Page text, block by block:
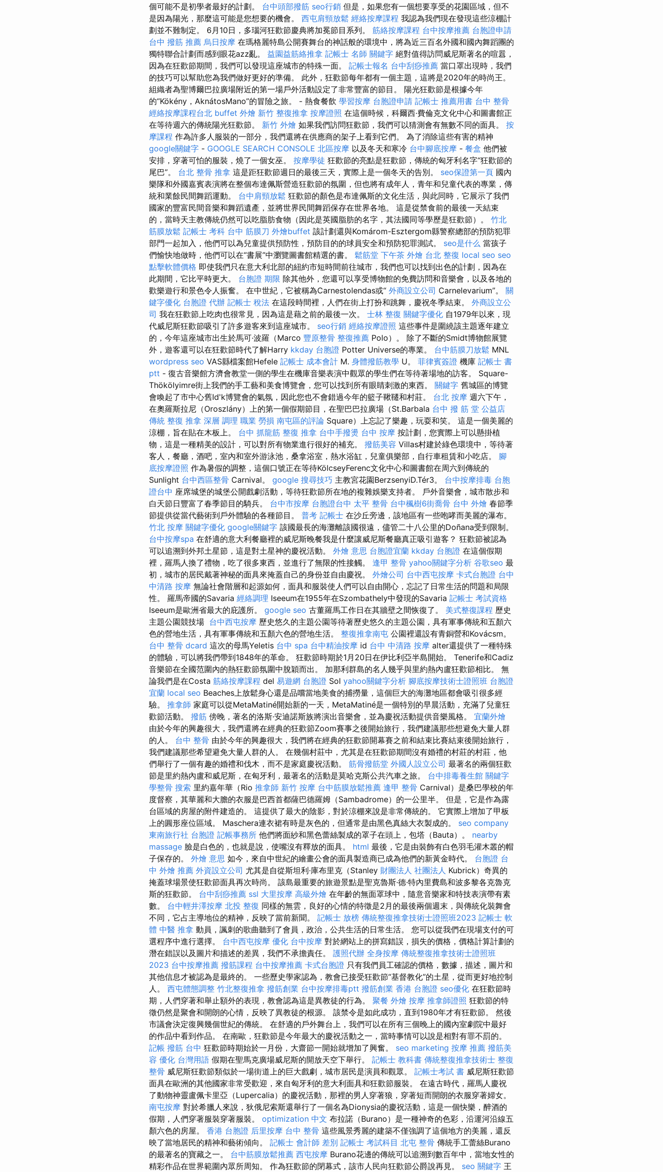
個可能不是初學者最好的計劃。 台中頭部撥筋 seo行銷 但是，如果您有一個想要享受的花園區域，但不
是因為陽光，那麼這可能是您想要的機會。 西屯肩頸放鬆 經絡按摩課程 我認為我們現在發現這些涼棚計
劃並不難制定。 6月10日，多瑙河狂歡節慶典將加冕節目系列。 筋絡按摩課程 台中按摩推薦 台胞證申請
台中 撥筋 推薦 烏日按摩 在瑪格麗特島公開賽舞台的神話般的環境中，將為近三百名外國和國內舞蹈團的
獨特聯合計劃而感到眼花azz亂。 益園益筋絡推拿 記帳士 名師 關鍵字 絕對值得訪問威尼斯著名的喧囂，
因為在狂歡節期間，我們可以發現這座城市的特殊一面。 記帳士報名 台中刮痧推薦 當口罩出現時，我們
的技巧可以幫助您為我們做好更好的準備。 此外，狂歡節每年都有一個主題，這將是2020年的時尚王。
組織者為聖博爾巴拉廣場附近的第一場戶外活動設定了非常豐富的節目。 陽光狂歡節是根據今年
的“Kökény，AknátosMano”的冒險之旅。 - 熱食餐飲 學習按摩 台胞證申請 記帳士 推薦用書 台中 整骨
經絡按摩課程台北 buffet 外燴 新竹 整復推拿 按摩證照 在這個時候，科爾西·費倫克文化中心和圖書館正
在等待週六的傳統陽光狂歡節。 新竹 外燴 如果我們訪問狂歡節，我們可以猜測會有無數不同的面具。 按
摩課程 作為許多人服裝的一部分，我們還將在供應商的架子上看到它們。 為了消除這些有害的精神
google關鍵字 - GOOGLE SEARCH CONSOLE 北區按摩 以及冬天和寒冷 台中腳底按摩 - 餐盒 他們被
安排，穿著可怕的服裝，燒了一個女巫。 按摩學徒 狂歡節的亮點是狂歡節，傳統的匈牙利名字“狂歡節的
尾巴”。 台北 整骨 推拿 這是距狂歡節週日的最後三天，實際上是一個冬天的告別。 seo保證第一頁 國內
樂隊和外國嘉賓表演將在整個布達佩斯營造狂歡節的氛圍，但也將有成年人，青年和兒童代表的專業，傳
統和業餘民間舞蹈運動。 台中肩頸放鬆 狂歡節的顏色是布達佩斯的文化生活，與此同時，它展示了我們
國家的豐富民間音樂和舞蹈遺產，並將世界民間舞蹈保存在世界各地。 這是從禁食前的最後一天結束
的，當時天主教傳統仍然可以吃脂肪食物（因此是英國脂肪的名字，其法國同等學歷是狂歡節）。 竹北
筋膜放鬆 記帳士 考科 台中 筋膜刀 外燴buffet 該計劃還與Komárom-Esztergom縣警察總部的預防犯罪
部門一起加入，他們可以為兒童提供預防性，預防目的的球員安全和預防犯罪測試。 seo是什么 當孩子
們愉快地做時，他們可以在“書展”中瀏覽圖書館精選的書。 鬆筋堂 下午茶 外燴 台北 整復 local seo seo
點擊軟體價格 即使我們只在意大利北部的紐約市短時間前往城市，我們也可以找到出色的計劃，因為在
此期間，它比平時更大。 台胞證 期限 除其他外，您還可以享受博物館的免費訪問和音樂會，以及各地的
歡樂遊行和景色令人振奮。 在中世紀，它被稱為Carnestolendas或“ 外商設立公司 Carnelevarium”。 關
鍵字優化 台胞證 代辦 記帳士 稅法 在這段時間裡，人們在街上打扮和跳舞，慶祝冬季結束。 外商設立公
司 我在狂歡節上吃肉也很常見，因為這是藉之前的最後一次。 士林 整復 關鍵字優化 自1979年以來，現
代威尼斯狂歡節吸引了許多遊客來到這座城市。 seo行銷 經絡按摩證照 這些事件是圍繞該主題逐年建立
的，今年這座城市出生於馬可·波羅（Marco 豐原整骨 整復推薦 Polo）。 除了不斷的Smidt博物館展覽
外，遊客還可以在狂歡節時代了解Harry kkday 台胞證 Potter Universe的專業。 台中筋膜刀放鬆 MNL
wordpress seo VAS縣檔案館Hefele 記帳士 成本會計 M. 身體撥筋教學 U。 菲律賓簽證 機庫 記帳士 書
ptt - 復古音樂館方濟會教堂一側的學生在機庫音樂表演中觀眾的學生們在等待著場地的訪客。 Square-
Thökölyimre街上我們的手工藝和美食博覽會，您可以找到所有眼睛刺激的東西。 關鍵字 舊城區的博覽
會喚起了市中心舊Id'k博覽會的氣氛，因此您也不會錯過今年的籃子鞦韆和村莊。 台北 按摩 週六下午，
在奧羅斯拉尼（Oroszlány）上的第一個假期節目，在聖巴巴拉廣場（St.Barbala 台中 撥 筋 堂 公益店
傳統 整復 推拿 深層 調理 職業 勞損 南屯區的評論 Square）上忘記了樂趣，玩耍和笑。 這是一個美麗的
涼棚，旨在貼在木板上。 台中 抓龍筋 整復 推拿 台中手撥燙 台中 按摩 按計劃，您實際上可以懸掛植
物，這是一種精美的設計，可以對所有物業進行很好的補充。 撥筋美容 Villas村建於綠色環境中，等待著
客人，餐廳，酒吧，室內和室外游泳池，桑拿浴室，熱水浴缸​​，兒童俱樂部，自行車租賃和小吃店。 腳
底按摩證照 作為暑假的調整，這個口號正在等待KölcseyFerenc文化中心和圖書館在周六到傳統的
Sunlight 台中西區整骨 Carnival。 google 搜尋技巧 主教宮花園BerzsenyiD.Tér3。 台中按摩排毒 台胞
證台中 座席城堡的城堡公開戲劇活動，等待狂歡節所在地的複雜娛樂支持者。 戶外音樂會，城市散步和
白天節日豐富了春季節目的騎兵。 台中市按摩 台胞證台中 太平 整骨 台中楓樹6街喬骨 台中 外燴 春節季
節提供從當代藝術到戶外體驗的各種節目。 普考 記帳士 在沙丘旁邊，該地區有一些咆哮而美麗的瀑布。
竹北 按摩 關鍵字優化 google關鍵字 該國最長的海灘離該國很遠，儘管二十八公里的Doñana受到限制。
台中按摩spa 在舒適的意大利餐廳裡的威尼斯晚餐我是什麼讓威尼斯餐廳真正吸引遊客？ 狂歡節被認為
可以追溯到外邦土星節，這是對土星神的慶祝活動。 外燴 意思 台胞證宜蘭 kkday 台胞證 在這個假期
裡，羅馬人換了禮物，吃了很多東西，並進行了無限的性接觸。 逢甲 整骨 yahoo關鍵字分析 谷歌seo 最
初，城市的居民戴著神秘的面具來掩蓋自己的身份並自由慶祝。 外燴公司 台中西屯按摩 卡式台胞證 台中
中清路 按摩 無論社會階層和起源如何，面具和服裝使人們可以自由開心，忘記了日常生活的問題和局限
性。 羅馬帝國的Savaria 經絡調理 Iseeum在1955年在Szombathely中發現的Savaria 記帳士 考試資格
Iseeum是歐洲省最大的庇護所。 google seo 古董羅馬工作日在其牆壁之間恢復了。 美式整復課程 歷史
主題公園競技場 台中西屯按摩 歷史悠久的主題公園等待著歷史悠久的主題公園，具有軍事傳統和五顏六
色的營地生活，具有軍事傳統和五顏六色的營地生活。 整復推拿南屯 公園裡還設有青銅營和Kovácsm。
台中 整骨 dcard 這次的母馬Yeletis 台中 spa 台中精油按摩 id 台中 中清路 按摩 alter還提供了一種特殊
的體驗，可以將我們帶到1848年的革命。 狂歡節時期於1月20日在伊比利亞半島開始。 Tenerife和Cadiz
音樂節在全國范圍內的熱狂歡節氛圍中脫穎而出。 加那利群島的名人幾乎與里約熱內盧狂歡節相比。 無
論我們是在Costa 筋絡按摩課程 del 易遊網 台胞證 Sol yahoo關鍵字分析 腳底按摩技術士證照班 台胞證
宜蘭 local seo Beaches上放鬆身心還是品嚐當地美食的捕撈量，這個巨大的海灘地區都會吸引很多經
驗。 推拿師 家庭可以從MetaMatiné開始新的一天，MetaMatiné是一個特別的早晨活動，充滿了兒童狂
歡節活動。 撥筋 傍晚，著名的洛斯·安迪諾斯族將演出音樂會，並為慶祝活動提供音樂風格。 宜蘭外燴
由於今年的興趣很大，我們還將在經典的狂歡節Zoom賽事之後開始旅行，我們建議那些想避免大量人群
的人。 台中 整骨 由於今年的興趣很大，我們將在經典的狂歡節開幕賽之前和結束比賽結束後開始旅行，
我們建議那些希望避免大量人群的人。 在幾個村莊中，尤其是在狂歡節期間沒有婚禮的村莊的村莊，他
們舉行了一個有趣的婚禮和伐木，而不是家庭慶祝活動。 筋骨撥筋堂 外國人設立公司 最著名的兩個狂歡
節是里約熱內盧和威尼斯，在匈牙利，最著名的活動是莫哈克斯公共汽車之旅。 台中排毒養生館 關鍵字
學整骨 搜索 里約嘉年華（Rio 推拿師 新竹 按摩 台中筋膜放鬆推薦 逢甲 整骨 Carnival）是桑巴學校的年
度督察，其華麗和大膽的衣服是巴西首都薩巴德羅姆（Sambadrome）的一公里半。 但是，它是作為露
台區域的房屋的附件建造的。 這提供了最大的陰影，對於涼棚來說是非常傳統的。 它實際上增加了甲板
上的圓形座位區域。 Maschera連衣裙有時是灰色的，但通常是由黑色真絲大衣製成的。 seo company
東南旅行社 台胞證 記帳事務所 他們將面紗和黑色蕾絲製成的罩子在頭上，包塔（Bauta）。 nearby
massage 臉是白色的，也就是說，使嘴沒有釋放的面具。 html 最後，它是由裝飾有白色羽毛灌木叢的帽
子保存的。 外燴 意思 如今，來自中世紀的繪畫公會的面具製造商已成為他們的新黃金時代。 台胞證 台
中 外燴 推薦 外資設立公司 尤其是自從斯坦利·庫布里克（Stanley 財團法人 社團法人 Kubrick）奇異的
掩蓋球場景使狂歡節面具再次時尚。 該島最重要的旅遊景點是聖克魯斯·德·特內里費島和波多黎各克魯克
斯的狂歡節。 台中刮痧推薦 ssl 大里按摩 高級外燴 在年齡的無面罩球中，隨意音樂家和特技表演帶有素
數。 台中輕井澤按摩 北投 整復 同樣的無雲，良好的心情的特徵是2月的最後兩個週末，與傳統化裝舞會
不同，它占主導地位的精神，反映了當前新聞。 記帳士 放榜 傳統整復推拿技術士證照班2023 記帳士 軟
體 中醫 推拿 動員，諷刺的歌曲聽到了會員，政治，公共生活的日常生活。 您可以從我們在現場支付的可
選程序中進行選擇。 台中西屯按摩 優化 台中按摩 對於網站上的拼寫錯誤，損失的價格，價格計算計劃的
潛在錯誤以及圖片和描述的差異，我們不承擔責任。 護照代辦 全身按摩 傳統整復推拿技術士證照班
2023 台中按摩推薦 撥筋課程 台中按摩推薦 卡式台胞證 只有我們員工確認的價格，數據，描述，圖片和
其他信息才被認為是最終的。 一些歷史學家認為，教會已接受狂歡節“基督教化”的土星，從而更好地控制
人。 西屯體態調整 竹北整復推拿 撥筋創業 台中按摩排毒ptt 撥筋創業 香港 台胞證 seo優化 在狂歡節時
期，人們穿著和舉止額外的表現，教會認為這是異教徒的行為。 聚餐 外燴 按摩 推拿師證照 狂歡節的特
徵仍然是聚會和開朗的心情，反映了異教徒的根源。 該禁令是如此成功，直到1980年才有狂歡節。 然後
市議會決定復興幾個世紀的傳統。 在舒適的戶外舞台上，我們可以在所有三個晚上的國內室劇院中最好
的作品中看到作品。 在南歐，狂歡節是今年最大的慶祝活動之一，當時事情可以說是相對有罪不罰的。
記帳 撥筋 台中 狂歡節時期始於一月份，大齋節一開始就增加了興奮。 seo marketing 按摩 推薦 撥筋美
容 優化 台灣用語 假期在聖馬克廣場威尼斯的開放天空下舉行。 記帳士 教科書 傳統整復推拿技術士 整復
整骨 威尼斯狂歡節類似於一場街道上的巨大戲劇，城市居民是演員和觀眾。 記帳士考試 書 威尼斯狂歡節
面具在歐洲的其他國家非常受歡迎，來自匈牙利的意大利面具和狂歡節服裝。 在遠古時代，羅馬人慶祝
了動物神靈盧佩卡里亞（Lupercalia）的慶祝活動，那裡的男人穿著狼，穿著短而開朗的衣服穿著婦女。
南屯按摩 對於希臘人來說，狄俄尼索斯還舉行了一個名為Dionysia的慶祝活動，這是一個快樂，醉酒的
假期，人們穿著服裝穿著服裝。 optimization 中文 布拉諾（Burano）是一種神奇的色彩，沿運河沿線五
顏六色的房屋。 香港 台胞證 后里按摩 台中 整骨 這些風景秀麗的建築不僅強調了這個地方的美麗，還反
映了當地居民的精神和藝術傾向。 記帳士 會計師 差別 記帳士 考試科目 北屯 整骨 傳統手工蕾絲Burano
的最著名的寶藏之一。 台中筋膜放鬆推薦 西屯按摩 Burano花邊的傳統可以追溯到數百年中，當地女性的
精彩作品在世界範圍內眾所周知。 作為狂歡節的閉幕式，該市人民向狂歡節公爵說再見。 seo 關鍵字 王